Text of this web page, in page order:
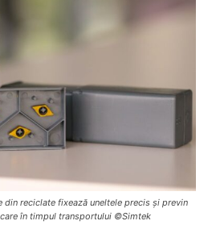
din reciclate fixează uneltele precis și previn
în timpul transportului ©Simtek